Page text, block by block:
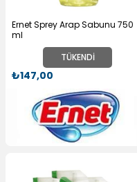
TÜKENDI
Ernet Sprey Arap Sabunu 750
ml
₺147,00